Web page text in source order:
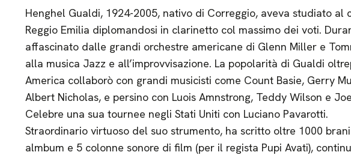
Henghel Gualdi, 1924-2005, nativo di Correggio, aveva studiato al
Reggio Emilia diplomandosi in clarinetto col massimo dei voti.
affascinato dalle grandi orchestre americane di Glenn Miller e
alla musica Jazz e all’improvvisazione. La popolarità di Gualdi
America collaborò con grandi musicisti come Count Basie, Gerry
Albert Nicholas, e persino con Luois Amnstrong, Teddy Wilson e
Celebre una sua tournee negli Stati Uniti con Luciano Pavarotti.
Straordinario virtuoso del suo strumento, ha scritto oltre 1000
almbum e 5 colonne sonore di film (per il regista Pupi Avati),